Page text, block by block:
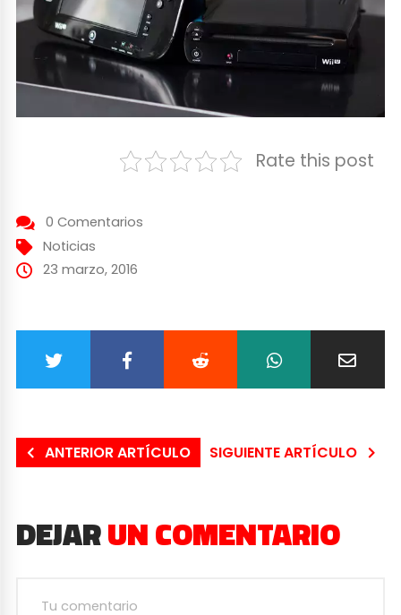
Rate this post
0 Comentarios
Noticias
23 marzo, 2016
ANTERIOR ARTÍCULO SIGUIENTE ARTÍCULO
DEJARUN COMENTARIO